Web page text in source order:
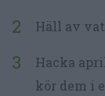
Häll av
Hacka
kör dem i